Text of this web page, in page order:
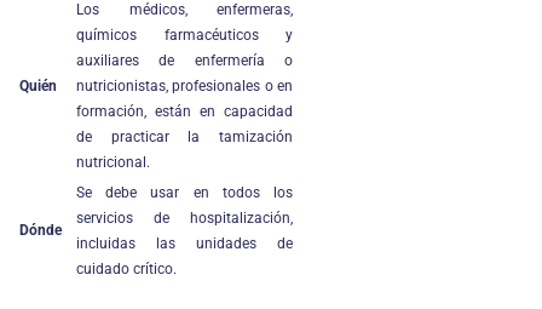
Quién
Los médicos, enfermeras,
químicos farmacéuticos y
auxiliares de enfermería o
nutricionistas, profesionales o en
formación, están en capacidad
de practicar la tamización
nutricional.
Dónde
Se debe usar en todos los
servicios de hospitalización,
incluidas las unidades de
cuidado crítico.